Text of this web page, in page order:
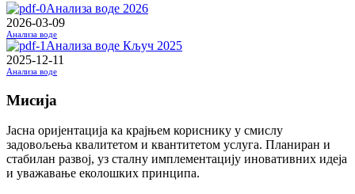
Анализа воде 2026
2026-03-09
Анализа воде
Анализа воде Кључ 2025
2025-12-11
Анализа воде
Мисија
Јасна оријентација ка крајњем кориснику у смислу
задовољења квалитетом и квантитетом услуга. Планиран и
стабилан развој, уз сталну имплементацију иновативних идеја
и уважавање еколошких принципа.